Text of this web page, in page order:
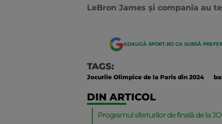
LeBron James și compania au
ADAUGĂ SPORT.RO CA SURSĂ
TAGS:
Jocurile Olimpice de la Paris din 2024
DIN ARTICOL
Programul sferturilor de finală de la